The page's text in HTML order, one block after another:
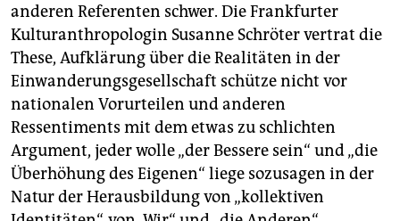
anderen Referenten schwer. Die Frankfurter
Kulturanthropologin Susanne Schröter vertrat die
These, Aufklärung über die Realitäten in der
Einwanderungsgesellschaft schütze nicht vor
nationalen Vorurteilen und anderen
Ressentiments mit dem etwas zu schlichten
Argument, jeder wolle „der Bessere sein“ und „die
Überhöhung des Eigenen“ liege sozusagen in der
Natur der Herausbildung von „kollektiven